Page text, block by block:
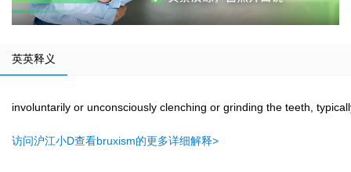
英英释义
involuntarily or unconsciously clenching or grinding the teeth,
访问沪江小D查看bruxism的更多详细解释>